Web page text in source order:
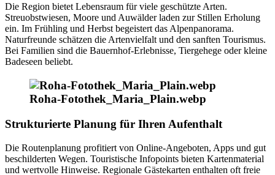
Die Region bietet Lebensraum für viele geschützte Arten.
Streuobstwiesen, Moore und Auwälder laden zur Stillen Erholung
ein. Im Frühling und Herbst begeistert das Alpenpanorama.
Naturfreunde schätzen die Artenvielfalt und den sanften Tourismus.
Bei Familien sind die Bauernhof-Erlebnisse, Tiergehege oder kleine
Badeseen beliebt.
Roha-Fotothek_Maria_Plain.webp
Strukturierte Planung für Ihren Aufenthalt
Die Routenplanung profitiert von Online-Angeboten, Apps und gut
beschilderten Wegen. Touristische Infopoints bieten Kartenmaterial
und wertvolle Hinweise. Regionale Gästekarten enthalten oft freie